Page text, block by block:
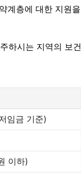
계층에 대한 지원을
하시는 지역의 보건
임금 기준)
이하)